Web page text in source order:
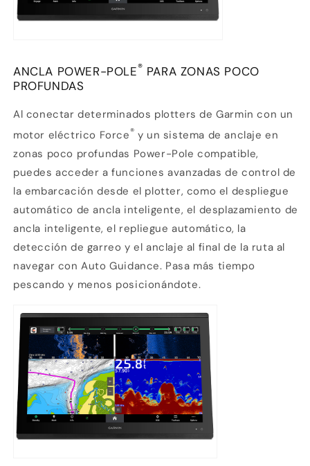
ANCLA POWER-POLE® PARA ZONAS POCO
PROFUNDAS
Al conectar determinados plotters de Garmin con un
motor eléctrico Force® y un sistema de anclaje en
zonas poco profundas Power-Pole compatible,
puedes acceder a funciones avanzadas de control de
la embarcación desde el plotter, como el despliegue
automático de ancla inteligente, el desplazamiento de
ancla inteligente, el repliegue automático, la
detección de garreo y el anclaje al final de la ruta al
navegar con Auto Guidance. Pasa más tiempo
pescando y menos posicionándote.